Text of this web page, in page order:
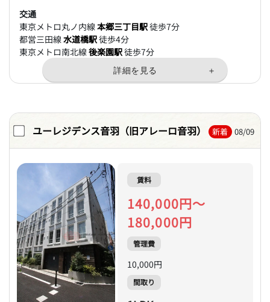
交通
東京メトロ丸ノ内線本郷三丁目駅徒歩7分
都営三田線水道橋駅徒歩4分
東京メトロ南北線後楽園駅徒歩7分
ユーレジデンス音羽（旧アレーロ音羽） 新着 08/09
賃料
140,000円～
180,000円
管理費
10,000円
間取り